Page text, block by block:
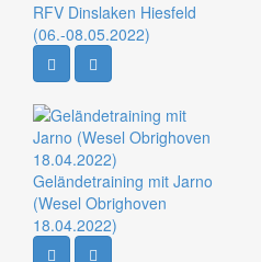
RFV Dinslaken Hiesfeld
(06.-08.05.2022)
Geländetraining mit Jarno
(Wesel Obrighoven
18.04.2022)